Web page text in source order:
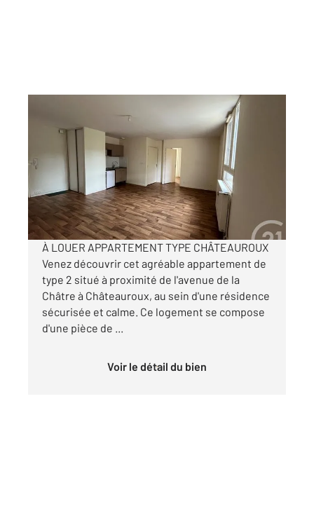
CHATEAUROUX 36
48,01 m , 2 pièces
Ref : 10128
Appartement T2 à louer
470 €
par mois charges comprises
À LOUER APPARTEMENT TYPE CHÂTEAUROUX
Venez découvrir cet agréable appartement de
type 2 situé à proximité de l'avenue de la
Châtre à Châteauroux, au sein d'une résidence
sécurisée et calme. Ce logement se compose
d'une pièce de ...
Voir le détail du bien